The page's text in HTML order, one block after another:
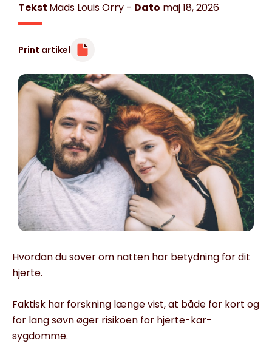
Tekst Mads Louis Orry - Dato maj 18, 2026
Print artikel
Hvordan du sover om natten har betydning for dit
hjerte.
Faktisk har forskning længe vist, at både for kort og
for lang søvn øger risikoen for hjerte-kar-
sygdomme.